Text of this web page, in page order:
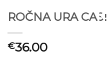
ROČNA URA
€36.00